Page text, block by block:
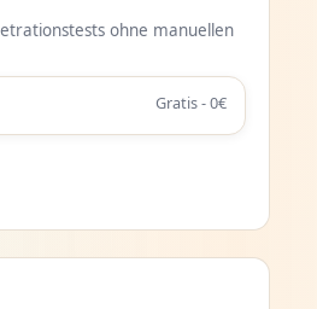
ohne manuellen
Gratis - 0€